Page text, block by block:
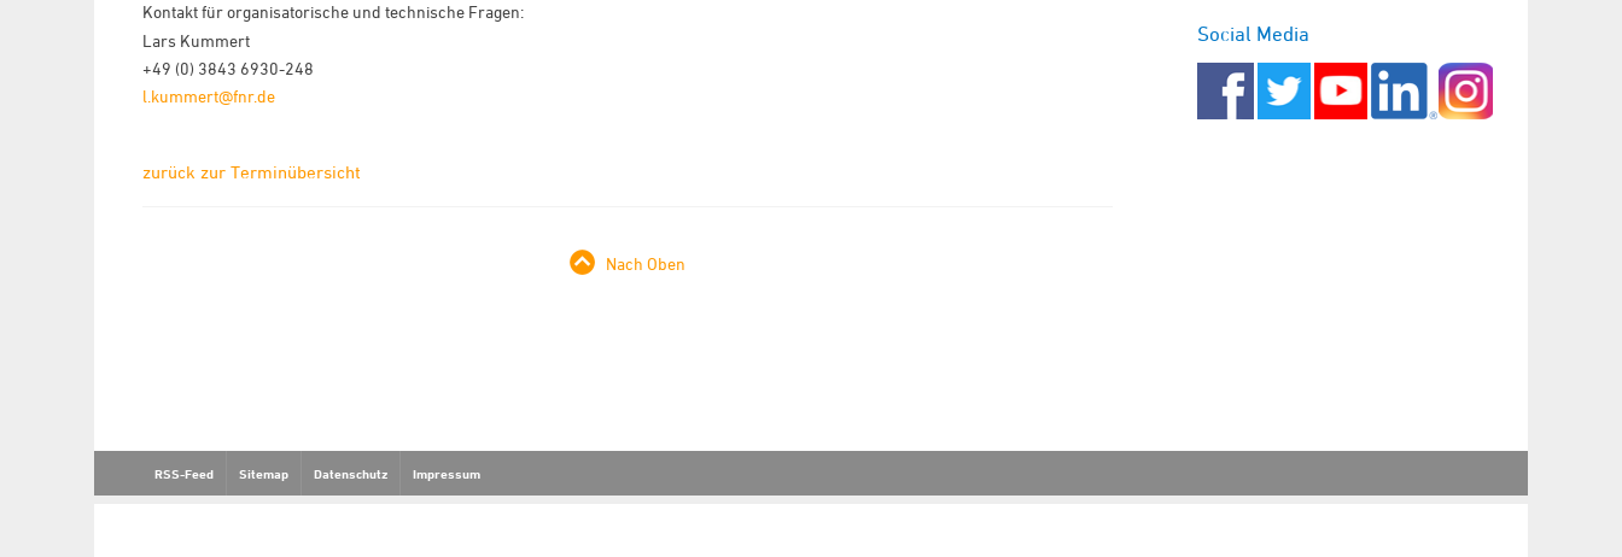
Kontaktfür organisatorische und technische Fragen:
Lars Kummert
+49 (0) 3843 6930-248
l.kummert@fnr.de
zurück zur Terminübersicht
Nach Oben
Social Media
RSS-Feed Sitemap Datenschutz Impressum